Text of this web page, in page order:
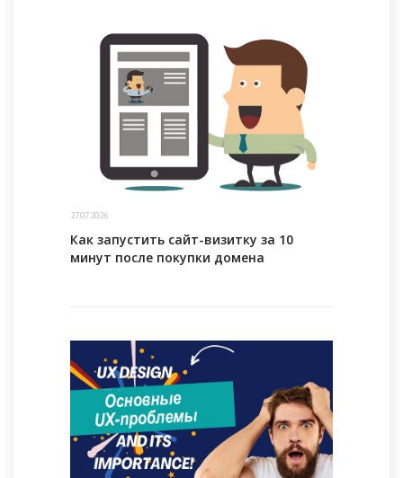
27.07.2026
Как запустить сайт-визитку за 10
минут после покупки домена